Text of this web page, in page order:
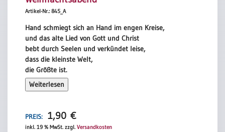
Artikel-Nr.: 845_A
Hand schmiegt sich an Hand im engen Kreise,
und das alte Lied von Gott und Christ
bebt durch Seelen und verkündet leise,
dass die kleinste Welt,
die Größte ist.
Joachim Ringelnatz
Weiterlesen
PREIS: 1,90 €
inkl. 19 % MwSt. zzgl. Versandkosten